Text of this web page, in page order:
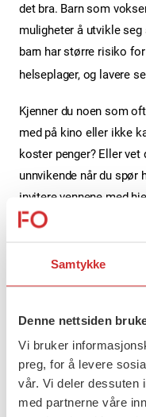
Samtykke
Denne nettsiden
Vi bruker
preg, for å levere
vår. Vi deler dessuten
med partnerne våre
det bra. Barn som
muligheter å utvikle
barn har større risiko
helseplager, og lavere
Kjenner du noen som
med på kino eller ikke
koster penger? Eller
unnvikende når du spør
invitere vennene med
gavene de forteller om
ville vært om du måtte
opplevelser og minner.
å dele av sin overflod,
og inkluderende. Slik at
jula.